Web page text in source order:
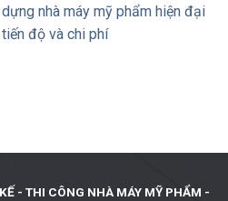
nhà máy mỹ phẩm hiện đại
độ và chi phí
- THI CÔNG NHÀ MÁY MỸ PHẨM -